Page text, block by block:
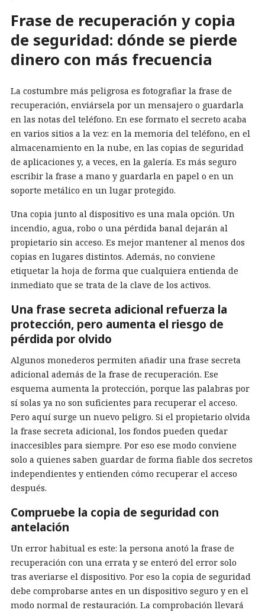
Frase de recuperación y copia
de seguridad: dónde se pierde
dinero con más frecuencia
La costumbre más peligrosa es fotografiar la frase de
recuperación, enviársela por un mensajero o guardarla
en las notas del teléfono. En ese formato el secreto acaba
en varios sitios a la vez: en la memoria del teléfono, en el
almacenamiento en la nube, en las copias de seguridad
de aplicaciones y, a veces, en la galería. Es más seguro
escribir la frase a mano y guardarla en papel o en un
soporte metálico en un lugar protegido.
Una copia junto al dispositivo es una mala opción. Un
incendio, agua, robo o una pérdida banal dejarán al
propietario sin acceso. Es mejor mantener al menos dos
copias en lugares distintos. Además, no conviene
etiquetar la hoja de forma que cualquiera entienda de
inmediato que se trata de la clave de los activos.
Una frase secreta adicional refuerza la
protección, pero aumenta el riesgo de
pérdida por olvido
Algunos monederos permiten añadir una frase secreta
adicional además de la frase de recuperación. Ese
esquema aumenta la protección, porque las palabras por
sí solas ya no son suficientes para recuperar el acceso.
Pero aquí surge un nuevo peligro. Si el propietario olvida
la frase secreta adicional, los fondos pueden quedar
inaccesibles para siempre. Por eso ese modo conviene
solo a quienes saben guardar de forma fiable dos secretos
independientes y entienden cómo recuperar el acceso
después.
Compruebe la copia de seguridad con
antelación
Un error habitual es este: la persona anotó la frase de
recuperación con una errata y se enteró del error solo
tras averiarse el dispositivo. Por eso la copia de seguridad
debe comprobarse antes en un dispositivo seguro y en el
modo normal de restauración. La comprobación llevará